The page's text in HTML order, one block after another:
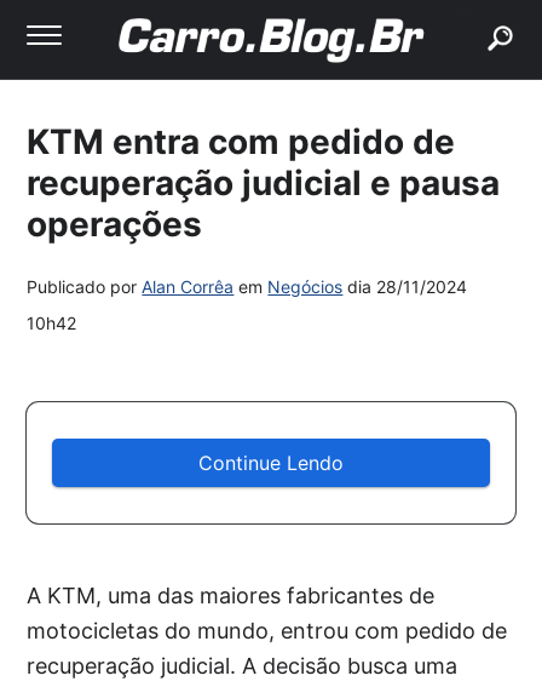
KTM entra com pedido de
recuperação judicial e pausa
operações
Publicado porAlan Corrêa em Negócios dia 28/11/2024
10h42
Continue Lendo
A KTM, uma das maiores fabricantes de
motocicletas do mundo, entrou com pedido de
recuperação judicial. A decisão busca uma